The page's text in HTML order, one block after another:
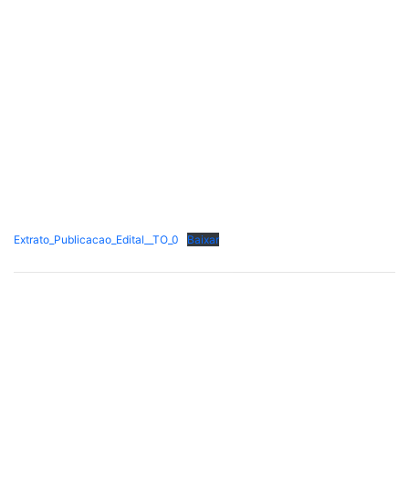
Extrato_Publicacao_Edital__TO_0 Baixar